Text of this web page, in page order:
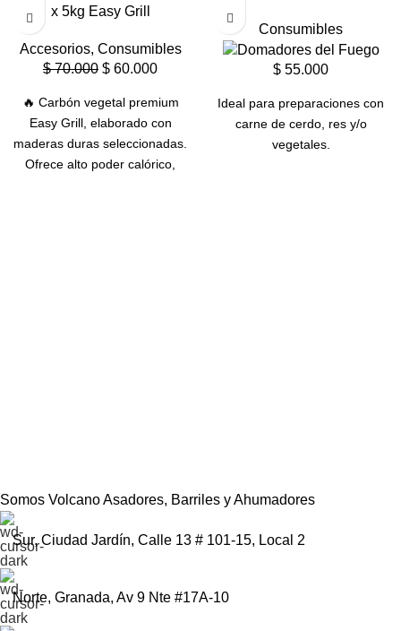
x 5kg Easy Grill
Accesorios, Consumibles
$70.000 $ 60.000
🔥 Carbón vegetal premium
Easy Grill, elaborado con
maderas duras seleccionadas.
Ofrece alto poder calórico,
Consumibles
$ 55.000
Ideal para preparaciones con
carne de cerdo, res y/o
vegetales.
Somos Volcano Asadores, Barriles y Ahumadores
Sur, Ciudad Jardín, Calle 13 # 101-15, Local 2
Norte, Granada, Av 9 Nte #17A-10